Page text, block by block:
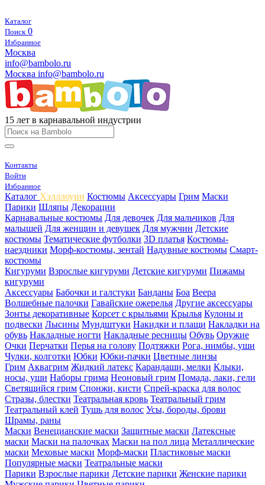
Каталог
Поиск 0
Избранное
Москва
info@bambolo.ru
Москва info@bambolo.ru
15 лет в карнавальной индустрии
Контакты
Войти
Избранное
Каталог Хэлллоуин Костюмы Аксессуары Грим Маски
Парики Шляпы Декорации
Карнавальные костюмы Для девочек Для мальчиков Для
малышей Для женщин и девушек Для мужчин Детские
костюмы Тематические футболки 3D платья Костюмы-
наездники Морф-костюмы, зентай Надувные костюмы Смарт-
костюмы
Кигуруми Взрослые кигуруми Детские кигуруми Пижамы
кигуруми
Аксессуары Бабочки и галстуки Банданы Боа Веера
Волшебные палочки Гавайские ожерелья Другие аксессуары
Зонты декоративные Корсет с крыльями Крылья Кулоны и
подвески Лысины Мундштуки Накидки и плащи Накладки на
обувь Накладные ногти Накладные ресницы Обувь Оружие
Очки Перчатки Перья на голову Подтяжки Рога, нимбы, уши
Чулки, колготки Юбки Юбки-пачки Цветные линзы
Грим Аквагрим Жидкий латекс Карандаши, мелки Клыки,
носы, уши Наборы грима Неоновый грим Помада, лаки, гели
Светящийся грим Спонжи, кисти Спрей-краска для волос
Стразы, блестки Театральная кровь Театральный грим
Театральный клей Тушь для волос Усы, бороды, брови
Шрамы, раны
Маски Венецианские маски Защитные маски Латексные
маски Маски на палочках Маски на пол лица Металлические
маски Меховые маски Морф-маски Пластиковые маски
Популярные маски Театральные маски
Парики Взрослые парики Детские парики Женские парики